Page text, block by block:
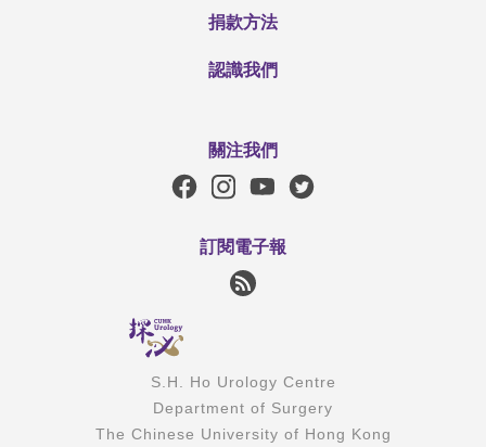
捐款方法
認識我們
關注我們
訂閱電子報
S.H. Ho Urology Centre
Department of Surgery
The Chinese University of Hong Kong